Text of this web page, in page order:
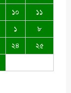
১০
১১
১
৮
২৪
২৫